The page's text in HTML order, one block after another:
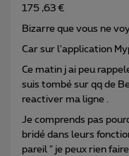
175 ,63 €
Bizarre que vous ne
Car sur l'application
Ce matin j ai peu
suis tombé sur qq de
reactiver ma ligne .
Je comprends pas
bridé dans leurs
pareil " je peux rien